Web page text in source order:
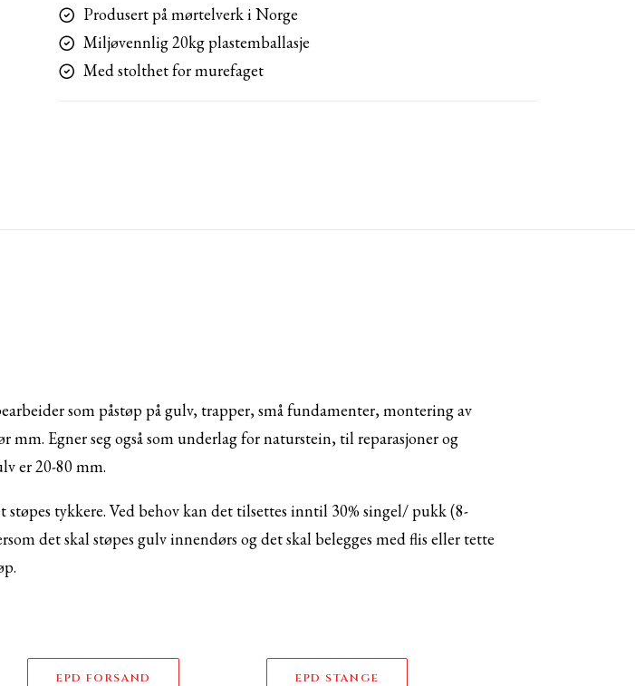
Produsert på mørtelverk i Norge
Miljøvennlig 20kg plastemballasje
Med stolthet for murefaget
som påstøp på gulv, trapper, små fundamenter, montering av
Egner seg også som underlag for naturstein, til reparasjoner og
er 20-80 mm.
tykkere. Ved behov kan det tilsettes inntil 30% singel/ pukk (8-
det skal støpes gulv innendørs og det skal belegges med flis eller tette
EPD FORSAND EPD STANGE